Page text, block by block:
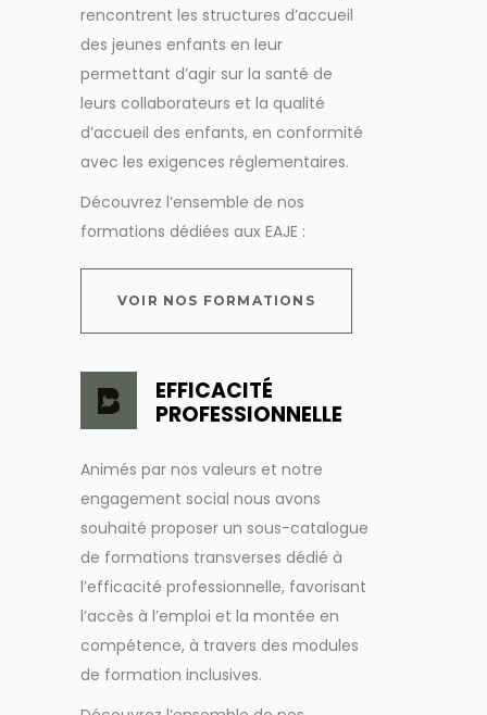
rencontrent les structures d’accueil
des jeunes enfants en leur
permettant d’agir sur la santé de
leurs collaborateurs et la qualité
d’accueil des enfants, en conformité
avec les exigences réglementaires.
Découvrez l’ensemble de nos
formations dédiées aux EAJE :
VOIR NOS FORMATIONS
EFFICACITÉ
PROFESSIONNELLE
Animés par nos valeurs et notre
engagement social nous avons
souhaité proposer un sous-catalogue
de formations transverses dédié à
l’efficacité professionnelle, favorisant
l’accès à l’emploi et la montée en
compétence, à travers des modules
de formation inclusives.